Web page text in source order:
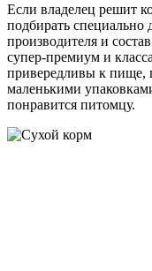
Если владелец решит
подбирать
производителя и
супер-премиум и
привередливы к пище,
маленькими
понравится питомцу.